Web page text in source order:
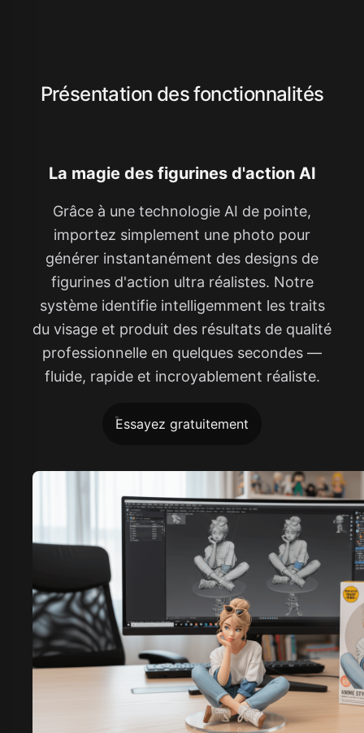
Présentation des fonctionnalités
La magie des figurines d'action AI
Grâce à une technologie AI de pointe,
importez simplement une photo pour
générer instantanément des designs de
figurines d'action ultra réalistes. Notre
système identifie intelligemment les traits
du visage et produit des résultats de qualité
professionnelle en quelques secondes —
fluide, rapide et incroyablement réaliste.
Essayez gratuitement